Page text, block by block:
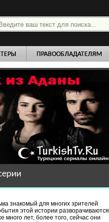
ПРАВООБЛАДАТЕЛЯМ
знакомый для многих зрителей
этой истории разворачиваются
много лет, более того, сейчас они